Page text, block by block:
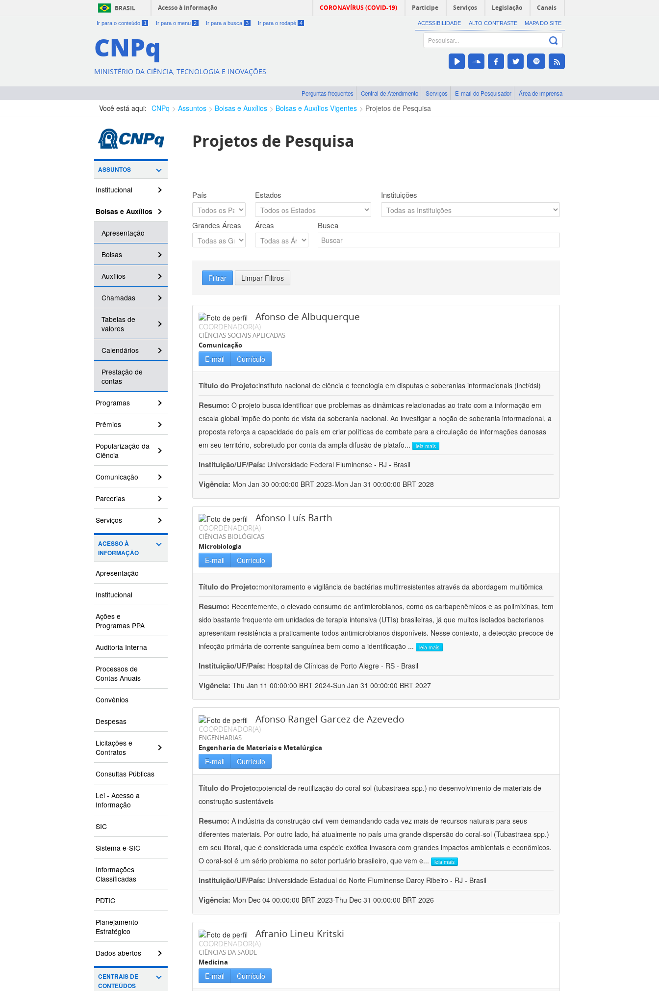
BRASIL Acesso à informação CORONAVÍRUS (COVID-19) Participe Serviços Legislação Canais
Ir para o conteúdo 1 Ir para o menu 2 Ir para a busca 3 Ir para o rodapé 4 ACESSIBILIDADE ALTO CONTRASTE MAPA DO SITE
CNPq
MINISTÉRIO DA CIÊNCIA, TECNOLOGIA E INOVAÇÕES
Perguntas frequentes Central de Atendimento Serviços E-mail do Pesquisador Área de imprensa
Você está aqui: CNPq Assuntos Bolsas e Auxílios Bolsas e Auxílios Vigentes Projetos de Pesquisa
ASSUNTOS
Institucional
Bolsas e Auxílios
Apresentação
Bolsas
Auxílios
Chamadas
Tabelas de
valores
Calendários
Prestação de
contas
Programas
Prêmios
Popularização da
Ciência
Comunicação
Parcerias
Serviços
ACESSO À
INFORMAÇÃO
Apresentação
Institucional
Ações e
Programas PPA
Auditoria Interna
Processos de
Contas Anuais
Convênios
Despesas
Licitações e
Contratos
Consultas Públicas
Lei - Acesso a
Informação
SIC
Sistema e-SIC
Informações
Classificadas
PDTIC
Planejamento
Estratégico
Dados abertos
CENTRAIS DE
CONTEÚDOS
Projetos de Pesquisa
País Estados Instituições
Grandes Áreas Áreas Busca
Filtrar Limpar Filtros
Afonso de Albuquerque
COORDENADOR(A)
CIÊNCIAS SOCIAIS APLICADAS
Comunicação
E-mail Currículo
Título do Projeto:instituto nacional de ciência e tecnologia em disputas e soberanias informacionais (inct/dsi)
Resumo: O projeto busca identificar que problemas as dinâmicas relacionadas ao trato com a informação em
escala global impõe do ponto de vista da soberania nacional. Ao investigar a noção de soberania informacional, a
proposta reforça a capacidade do país em criar políticas de combate para a circulação de informações danosas
em seu território, sobretudo por conta da ampla difusão de platafo... leia mais
Instituição/UF/País: Universidade Federal Fluminense - RJ - Brasil
Vigência: Mon Jan 30 00:00:00 BRT 2023-Mon Jan 31 00:00:00 BRT 2028
Afonso Luís Barth
COORDENADOR(A)
CIÊNCIAS BIOLÓGICAS
Microbiologia
E-mail Currículo
Título do Projeto:monitoramento e vigilância de bactérias multirresistentes através da abordagem multiômica
Resumo: Recentemente, o elevado consumo de antimicrobianos, como os carbapenêmicos e as polimixinas, tem
sido bastante frequente em unidades de terapia intensiva (UTIs) brasileiras, já que muitos isolados bacterianos
apresentam resistência a praticamente todos antimicrobianos disponíveis. Nesse contexto, a detecção precoce de
infecção primária de corrente sanguínea bem como a identificação ... leia mais
Instituição/UF/País: Hospital de Clínicas de Porto Alegre - RS - Brasil
Vigência: Thu Jan 11 00:00:00 BRT 2024-Sun Jan 31 00:00:00 BRT 2027
Afonso Rangel Garcez de Azevedo
COORDENADOR(A)
ENGENHARIAS
Engenharia de Materiais e Metalúrgica
E-mail Currículo
Título do Projeto:potencial de reutilização do coral-sol (tubastraea spp.) no desenvolvimento de materiais de
construção sustentáveis
Resumo: A indústria da construção civil vem demandando cada vez mais de recursos naturais para seus
diferentes materiais. Por outro lado, há atualmente no país uma grande dispersão do coral-sol (Tubastraea spp.)
em seu litoral, que é considerada uma espécie exótica invasora com grandes impactos ambientais e econômicos.
O coral-sol é um sério problema no setor portuário brasileiro, que vem e... leia mais
Instituição/UF/País: Universidade Estadual do Norte Fluminense Darcy Ribeiro - RJ - Brasil
Vigência: Mon Dec 04 00:00:00 BRT 2023-Thu Dec 31 00:00:00 BRT 2026
Afranio Lineu Kritski
COORDENADOR(A)
CIÊNCIAS DA SAÚDE
Medicina
E-mail Currículo